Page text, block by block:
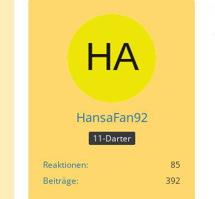
HansaFan92
11-Darter
Reaktionen
85
Beiträge
392